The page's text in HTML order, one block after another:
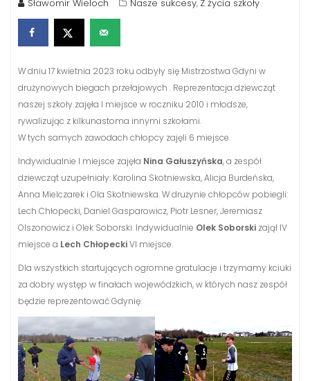
Sławomir Wieloch Nasze sukcesy, Z życia szkoły
W dniu 17 kwietnia 2023 roku odbyły się Mistrzostwa Gdyni w
drużynowych biegach przełajowych . Reprezentacja dziewcząt
naszej szkoły zajęła I miejsce w roczniku 2010 i młodsze,
rywalizując z kilkunastoma innymi szkołami.
W tych samych zawodach chłopcy zajęli 6 miejsce.
Indywidualnie I miejsce zajęła Nina Gałuszyńska, a zespół
dziewcząt uzupełniały: Karolina Skotniewska, Alicja Burdeńska,
Anna Mielczarek i Ola Skotniewska. W drużynie chłopców pobiegli:
Lech Chłopecki, Daniel Gasparowicz, Piotr Lesner, Jeremiasz
Olszonowicz i Olek Soborski. Indywidualnie Olek Soborski zajął IV
miejsce a Lech ChłopeckiVI miejsce.
Dla wszystkich startujących ogromne gratulacje i trzymamy kciuki
za dobry występ w finałach wojewódzkich, w których nasz zespół
będzie reprezentować Gdynię.